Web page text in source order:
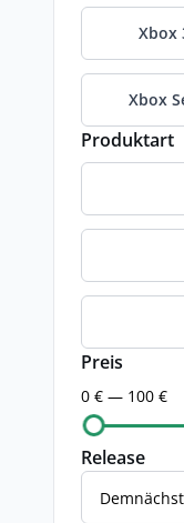
Xbox
Xbox
Produktart
Preis
0 € — 100 €
Release
Demnächst